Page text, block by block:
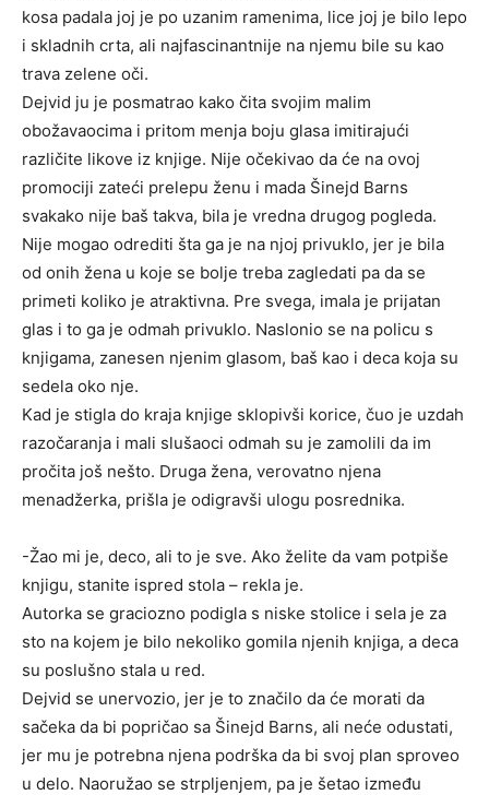
kosa padala joj je po uzanim ramenima, lice joj je bilo lepo
i skladnih crta, ali najfascinantnije na njemu bile su kao
trava zelene oči.
Dejvid ju je posmatrao kako čita svojim malim
obožavaocima i pritom menja boju glasa imitirajući
različite likove iz knjige. Nije očekivao da će na ovoj
promociji zateći prelepu ženu i mada Šinejd Barns
svakako nije baš takva, bila je vredna drugog pogleda.
Nije mogao odrediti šta ga je na njoj privuklo, jer je bila
od onih žena u koje se bolje treba zagledati pa da se
primeti koliko je atraktivna. Pre svega, imala je prijatan
glas i to ga je odmah privuklo. Naslonio se na policu s
knjigama, zanesen njenim glasom, baš kao i deca koja su
sedela oko nje.
Kad je stigla do kraja knjige sklopivši korice, čuo je uzdah
razočaranja i mali slušaoci odmah su je zamolili da im
pročita još nešto. Druga žena, verovatno njena
menadžerka, prišla je odigravši ulogu posrednika.
-Žao mi je, deco, ali to je sve. Ako želite da vam potpiše
knjigu, stanite ispred stola – rekla je.
Autorka se graciozno podigla s niske stolice i sela je za
sto na kojem je bilo nekoliko gomila njenih knjiga, a deca
su poslušno stala u red.
Dejvid se unervozio, jer je to značilo da će morati da
sačeka da bi popričao sa Šinejd Barns, ali neće odustati,
jer mu je potrebna njena podrška da bi svoj plan sproveo
u delo. Naoružao se strpljenjem, pa je šetao između